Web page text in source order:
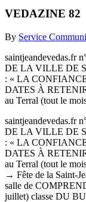
VEDAZINE 82
By Service
saintjeandevedas.fr
DE LA VILLE DE
: « LA
DATES À
au Terral (tout le
saintjeandevedas.fr
DE LA VILLE DE
: « LA
DATES À
au Terral (tout le
→ Fête de la Saint-
salle de
juillet) classe DU